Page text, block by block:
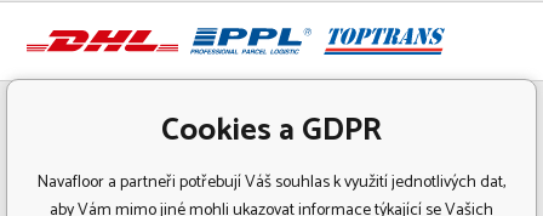
Cookies a GDPR
Navafloor a partneři potřebují Váš souhlas k využití jednotlivých dat,